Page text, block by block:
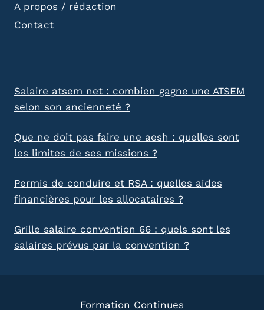
A propos / rédaction
Contact
Salaire atsem net : combien gagne une ATSEM
selon son ancienneté ?
Que ne doit pas faire une aesh : quelles sont
les limites de ses missions ?
Permis de conduire et RSA : quelles aides
financières pour les allocataires ?
Grille salaire convention 66 : quels sont les
salaires prévus par la convention ?
Formation Continues